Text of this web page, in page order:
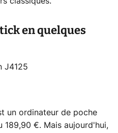
en quelques
J4125
un ordinateur de poche
189,90 €. Mais aujourd'hui,